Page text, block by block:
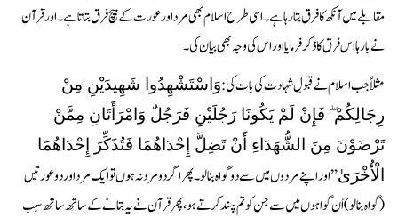
مقابلے میں آنکھ کا فرق بتا رہا ہے۔ اسی طرح اسلام بھی مرد اور عورت کے بیچ فرق بتا تا ہے ۔ اور قرآن
نے بارہا اس فرق کا ذکر فرمایا اور اس کی وجہ بھی بیان کی۔
مثلاً جب اسلام نے قبولِ شہادت کی بات کی:وَاسْتَشْهِدُوا شَهِيدَيْنِ مِنْ
رِجَالِكُمْ ۖ فَإِنْ لَمْ يَكُونَا رَجُلَيْنِ فَرَجُلٌ وَامْرَأَتَانِ مِمَّنْ
تَرْضَوْنَ مِنَ الشُّهَدَاءِ أَنْ تَضِلَّ إِحْدَاهُمَا فَتُذَكِّرَ إِحْدَاهُمَا
الْأُخْرَىٰ’’اور اپنے مردوں میں سے دو گواہ بنا لو۔ پھر اگر دو مرد نہ ہوں تو ایک مرد اور دو عورتیں
(گواہ بنا لو) اُن گواہوں میں سے جن کو تم پسند کرتے ہو، پھر قرآن نے یہ بتانے کے ساتھ ساتھ سبب